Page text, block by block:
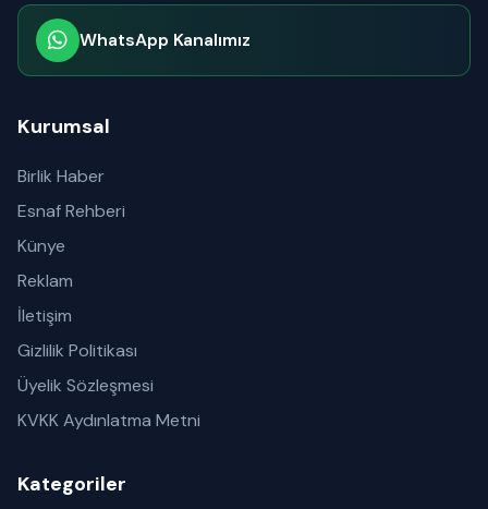
WhatsApp Kanalımız
Kurumsal
Birlik Haber
Esnaf Rehberi
Künye
Reklam
İletişim
Gizlilik Politikası
Üyelik Sözleşmesi
KVKK Aydınlatma Metni
Kategoriler